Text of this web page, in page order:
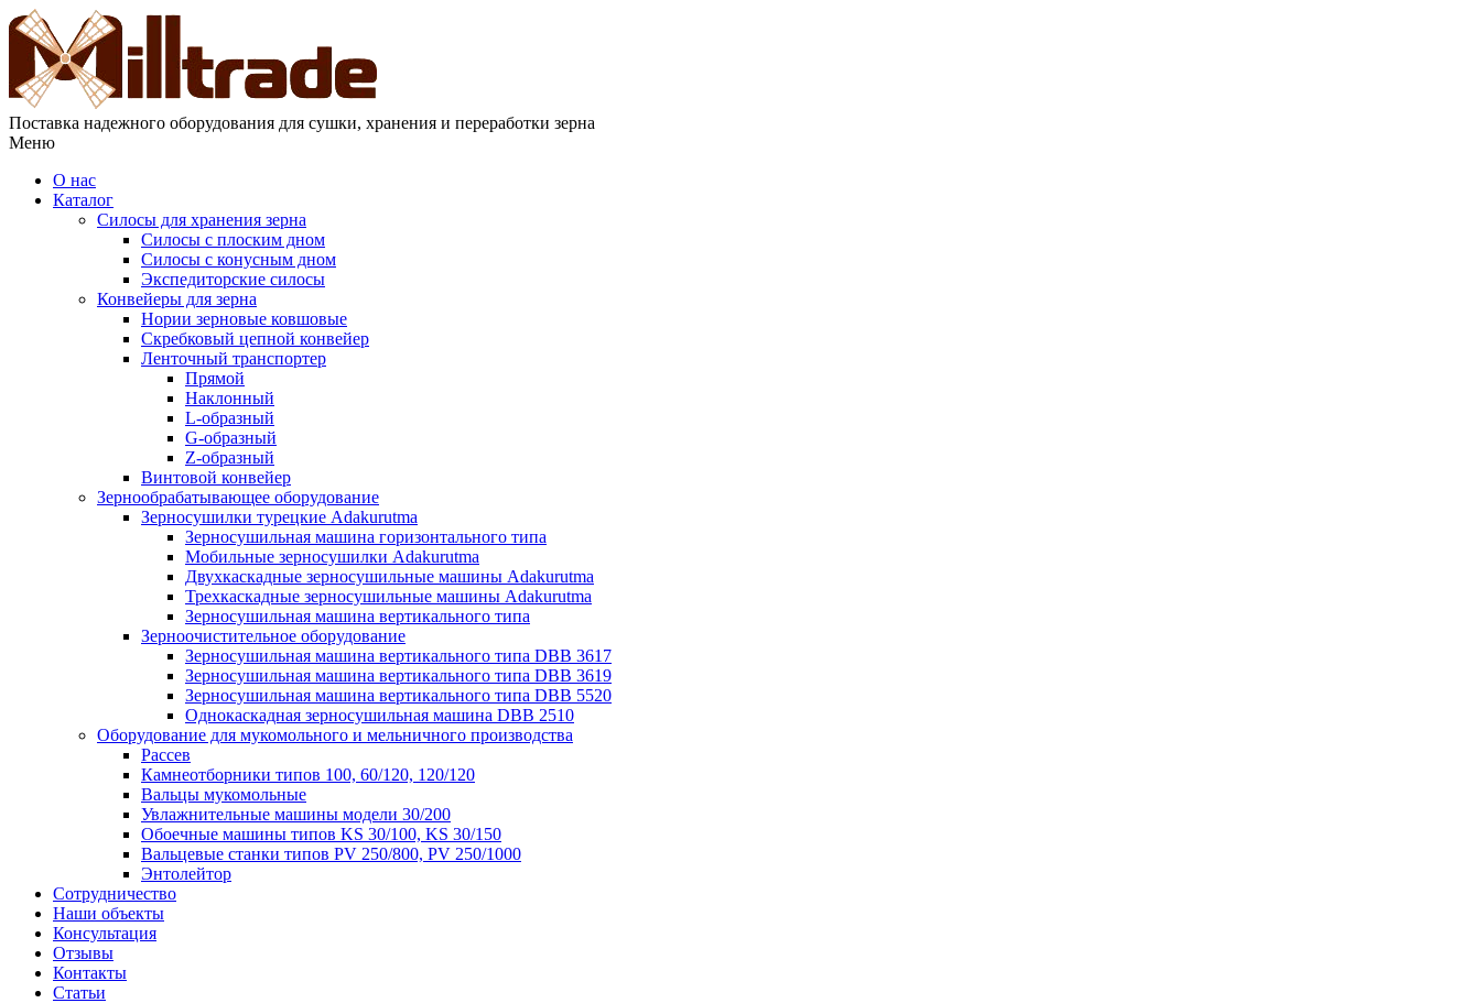
Поставка надежного оборудования для сушки, хранения и переработки зерна
Меню
О нас
Каталог
Силосы для хранения зерна
Силосы с плоским дном
Силосы с конусным дном
Экспедиторские силосы
Конвейеры для зерна
Нории зерновые ковшовые
Скребковый цепной конвейер
Ленточный транспортер
Прямой
Наклонный
L-образный
G-образный
Z-образный
Винтовой конвейер
Зернообрабатывающее оборудование
Зерносушилки турецкие Adakurutma
Зерносушильная машина горизонтального типа
Мобильные зерносушилки Adakurutma
Двухкаскадные зерносушильные машины Adakurutma
Трехкаскадные зерносушильные машины Adakurutma
Зерносушильная машина вертикального типа
Зерноочистительное оборудование
Зерносушильная машина вертикального типа DBB 3617
Зерносушильная машина вертикального типа DBB 3619
Зерносушильная машина вертикального типа DBB 5520
Однокаскадная зерносушильная машина DBB 2510
Оборудование для мукомольного и мельничного производства
Рассев
Камнеотборники типов 100, 60/120, 120/120
Вальцы мукомольные
Увлажнительные машины модели 30/200
Обоечные машины типов KS 30/100, KS 30/150
Вальцевые станки типов PV 250/800, PV 250/1000
Энтолейтор
Сотрудничество
Наши объекты
Консультация
Отзывы
Контакты
Статьи